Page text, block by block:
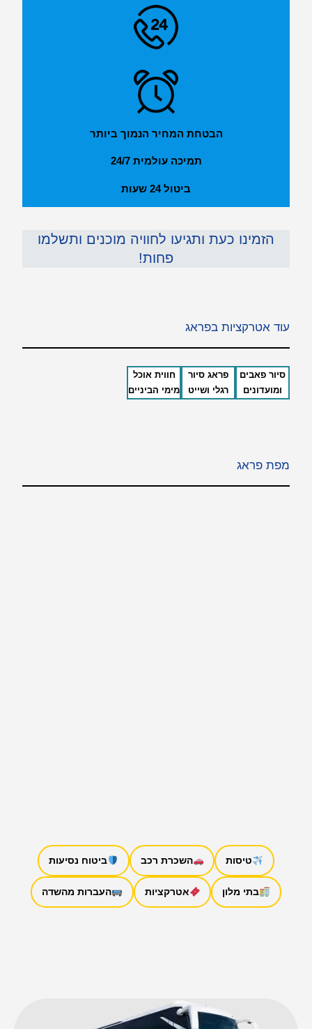
הבטחת המחיר הנמוך ביותר
תמיכה עולמית 24/7
ביטול 24 שעות
הזמינו כעת ותגיעו לחוויה מוכנים ותשלמו
פחות!
עוד אטרקציות בפראג
סיור פאבים
ומועדונים
פראג סיור
רגלי ושייט
חווית אוכל
מימי הביניים
מפת פראג
טיסות השכרת רכב ביטוח נסיעות
בתי מלון אטרקציות העברות מהשדה